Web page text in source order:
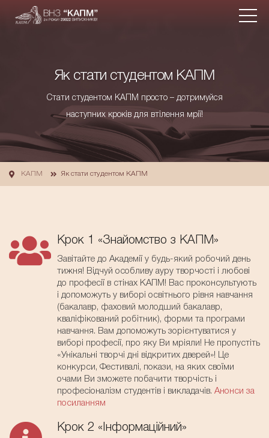
Як стати студентом КАПМ
Стати студентом КАПМ просто – дотримуйся
наступних кроків для втілення мрії!
КАПМ Як стати студентом КАПМ
Крок 1 «Знайомство з КАПМ»
Завітайте до Академії у будь-який робочий день
тижня! Відчуй особливу ауру творчості і любові
до професії в стінах КАПМ! Вас проконсультують
і допоможуть у виборі освітнього рівня навчання
(бакалавр, фаховий молодший бакалавр,
кваліфікований робітник), форми та програми
навчання. Вам допоможуть зорієнтуватися у
виборі професії, про яку Ви мріяли! Не пропустіть
«Унікальні творчі дні відкритих дверей»! Це
конкурси, Фестивалі, покази, на яких своїми
очами Ви зможете побачити творчість і
професіоналізм студентів і викладачів. Анонси за
посиланням
Крок 2 «Інформаційний»